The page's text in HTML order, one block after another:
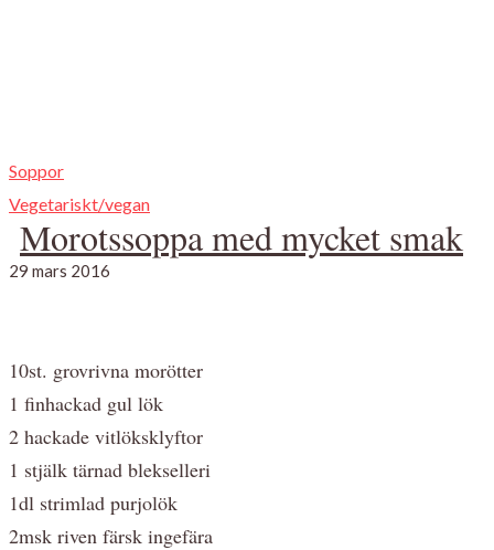
Soppor
Vegetariskt/vegan
Morotssoppa med mycket smak
29 mars 2016
10st. grovrivna morötter
1 finhackad gul lök
2 hackade vitlöksklyftor
1 stjälk tärnad blekselleri
1dl strimlad purjolök
2msk riven färsk ingefära